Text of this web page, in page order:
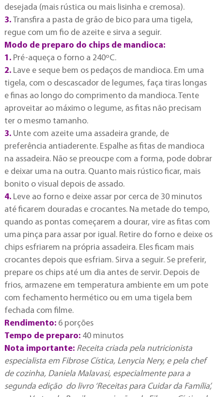
desejada (mais rústica ou mais lisinha e cremosa).
3. Transfira a pasta de grão de bico para uma tigela,
regue com um fio de azeite e sirva a seguir.
Modo de preparo do chips de mandioca:
1. Pré-aqueça o forno a 240ºC.
2. Lave e seque bem os pedaços de mandioca. Em uma
tigela, com o descascador de legumes, faça tiras longas
e finas ao longo do comprimento da mandioca. Tente
aproveitar ao máximo o legume, as fitas não precisam
ter o mesmo tamanho.
3. Unte com azeite uma assadeira grande, de
preferência antiaderente. Espalhe as fitas de mandioca
na assadeira. Não se preoucpe com a forma, pode dobrar
e deixar uma na outra. Quanto mais rústico ficar, mais
bonito o visual depois de assado.
4. Leve ao forno e deixe assar por cerca de 30 minutos
até ficarem douradas e crocantes. Na metade do tempo,
quando as pontas começarem a dourar, vire as fitas com
uma pinça para assar por igual. Retire do forno e deixe os
chips esfriarem na própria assadeira. Eles ficam mais
crocantes depois que esfriam. Sirva a seguir. Se preferir,
prepare os chips até um dia antes de servir. Depois de
frios, armazene em temperatura ambiente em um pote
com fechamento hermético ou em uma tigela bem
fechada com filme.
Rendimento: 6 porções
Tempo de preparo: 40 minutos
Nota importante: Receita criada pela nutricionista
especialista em Fibrose Cística, Lenycia Nery, e pela chef
de cozinha, Daniela Malavasi, especialmente para a
segunda edição do livro ‘Receitas para Cuidar da Família’,